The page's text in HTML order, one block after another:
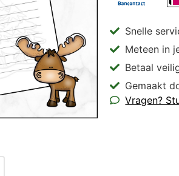
Snelle
Meteen in
Betaal
Gemaakt
Vragen?